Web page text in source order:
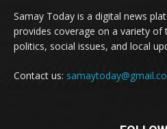
Samay Today is a digital news
provides coverage on a variety of
politics, social issues, and local
Contact us: